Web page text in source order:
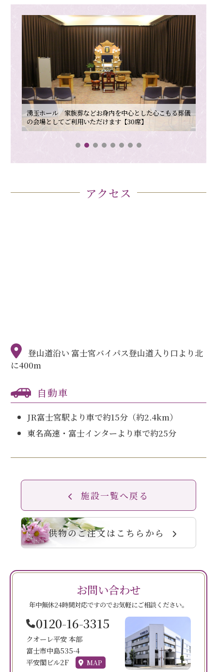
湧玉ホール 家族葬などお身内を中心とした心こもる葬儀
の会場としてご利用いただけます【30席】
アクセス
登山道沿い 富士宮バイパス登山道入り口より北
に400m
自動車
JR富士宮駅より車で約15分（約2.4km）
東名高速・富士インターより車で約25分
施設一覧へ戻る
供物のご注文はこちらから
お問い合わせ
年中無休24時間対応ですのでお気軽にご相談ください。
0120-16-3315
クオーレ平安 本部
富士市中島535-4
平安閣ビル2F
MAP